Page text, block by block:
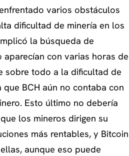
varios obstáculos
dificultad de minería en los
la búsqueda de
aparecían con varias horas de
sobre todo a la dificultad de
BCH aún no contaba con
Esto último no debería
los mineros dirigen su
más rentables, y Bitcoin
aunque eso puede